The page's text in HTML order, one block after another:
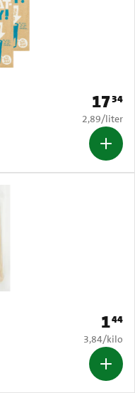
Prijs: €
1734
€ 2,89 per
2,89/liter
Prijs:
144
€ 3,84 per
3,84/kilo